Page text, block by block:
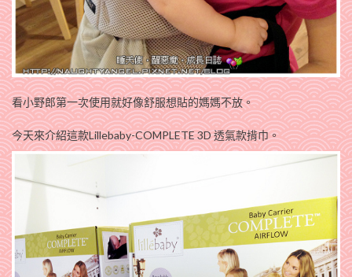
看小野郎第一次使用就好像舒服想貼的媽媽不放。
今天來介紹這款Lillebaby-COMPLETE 3D 透氣款揹巾。